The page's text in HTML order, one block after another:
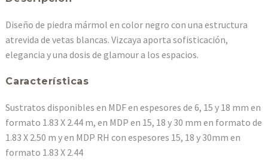
Diseño de piedra mármol en color negro con una estructura
atrevida de vetas blancas. Vizcaya aporta sofisticación,
elegancia y una dosis de glamour a los espacios.
Características
Sustratos disponibles en MDF en espesores de 6, 15 y 18 mm en
formato 1.83 X 2.44 m, en MDP en 15, 18 y 30 mm en formato de
1.83 X 2.50 m y en MDP RH con espesores 15, 18 y 30mm en
formato 1.83 X 2.44